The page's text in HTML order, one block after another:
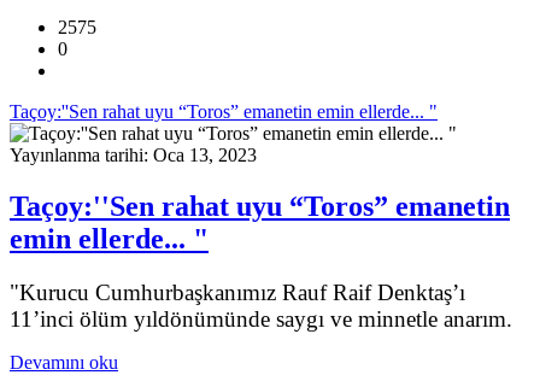
2575
0
Taçoy:''Sen rahat uyu “Toros” emanetin emin ellerde... "
Yayınlanma tarihi: Oca 13, 2023
Taçoy:''Sen rahat uyu “Toros” emanetin
emin ellerde... "
"Kurucu Cumhurbaşkanımız Rauf Raif Denktaş’ı
11’inci ölüm yıldönümünde saygı ve minnetle anarım.
Devamını oku